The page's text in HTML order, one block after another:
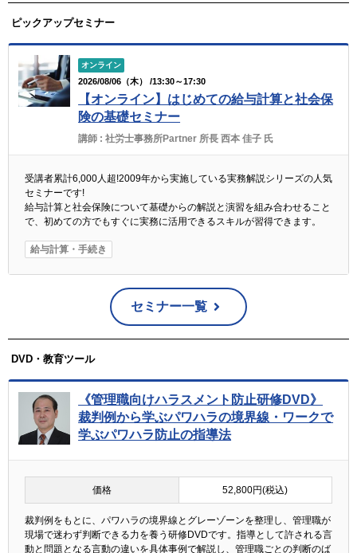
ピックアップセミナー
オンライン
2026/08/06（木） /13:30～17:30
【オンライン】はじめての給与計算と社会保
険の基礎セミナー
講師 :社労士事務所Partner 所長 西本 佳子 氏
受講者累計6,000人超!2009年から実施している実務解説シリーズの人気
セミナーです!
給与計算と社会保険について基礎からの解説と演習を組み合わせること
で、初めての方でもすぐに実務に活用できるスキルが習得できます。
給与計算・手続き
セミナー一覧
DVD・教育ツール
《管理職向けハラスメント防止研修DVD》
裁判例から学ぶパワハラの境界線・ワークで
学ぶパワハラ防止の指導法
価格 52,800円(税込)
裁判例をもとに、パワハラの境界線とグレーゾーンを整理し、管理職が
現場で迷わず判断できる力を養う研修DVDです。指導として許される言
動と問題となる言動の違いを具体事例で解説し、管理職ごとの判断のば